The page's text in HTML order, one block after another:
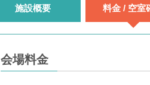
施設概要 料金 / 空室
会場料金